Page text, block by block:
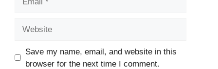
Save my name, email, and website in this
browser for the next time I comment.